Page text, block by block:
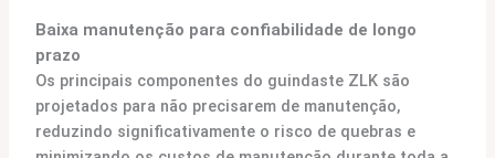
Baixa manutenção para confiabilidade de longo
prazo
Os principais componentes do guindaste ZLK são
projetados para não precisarem de manutenção,
reduzindo significativamente o risco de quebras e